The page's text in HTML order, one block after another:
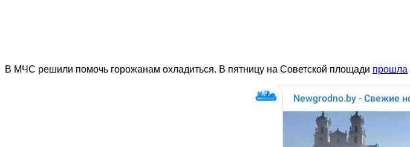
В МЧС решили помочь горожанам охладиться. В пятницу на Советской площади прошла